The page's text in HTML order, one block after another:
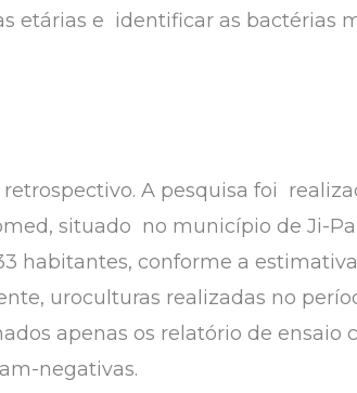
etárias e identificar as bactérias
A pesquisa foi
situado no município de Ji-
habitantes, conforme a
uroculturas realizadas no
apenas os relatório de ensaio
negativas.